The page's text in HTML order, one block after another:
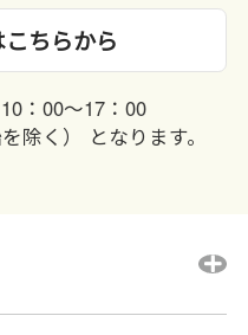
ちらから
：00〜17：00
除く） となります。